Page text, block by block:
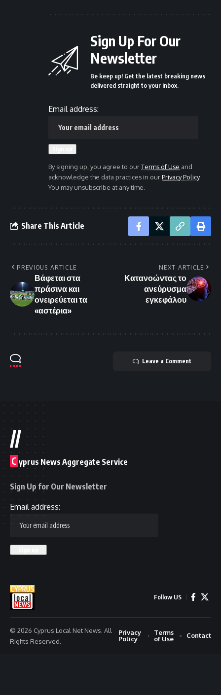
Sign Up For Our
Newsletter
Be keep up! Get the latest breaking news
delivered straight to your inbox.
Email address:
By signing up, you agree to ourTerms of Use and
acknowledge the data practices in ourPrivacy Policy.
You may unsubscribe at any time.
Share This Article
PREVIOUS ARTICLE
Βάφεται στα
πράσινα και
ονειρεύεται τα
«αστέρια»
NEXT ARTICLE
Κατανοώντας το
ανεύρυσμα
εγκεφάλου
Leave a Comment
//
C yprus News Aggregate Service
Sign Up for Our Newsletter
Email address:
Follow US
© 2026 Cyprus Local Net News. All
Rights Reserved.
Privacy
Policy
Terms
of Use
Contact